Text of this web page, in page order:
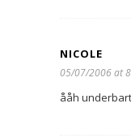
NICOLE
05/07/2006 at
ååh